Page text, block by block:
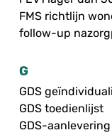
FMS richtlijn
follow-up
G
GDS
GDS toedienlijst
GDS-